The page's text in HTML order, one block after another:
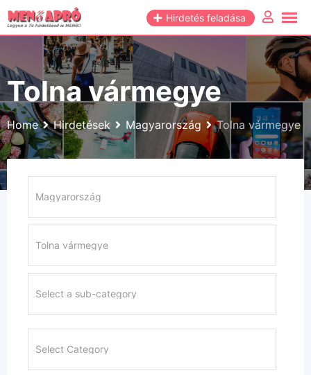
Skip
to
Hirdetés feladása
Tolna vármegye
Home Hirdetések Magyarország Tolna vármegye